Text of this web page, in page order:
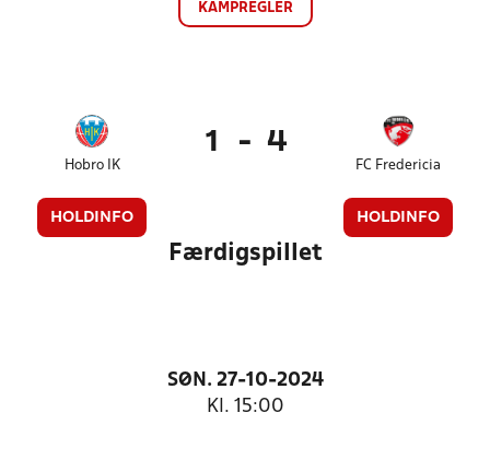
KAMPREGLER
Hobro IK
HOLDINFO
1 - 4
FC Fredericia
HOLDINFO
Færdigspillet
SØN. 27-10-2024
Kl. 15:00